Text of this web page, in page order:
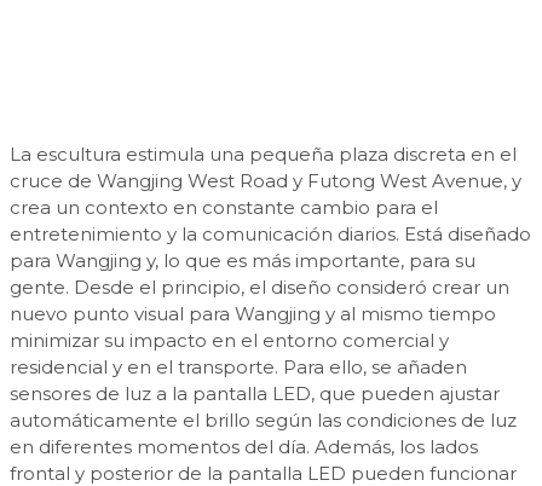
La escultura estimula una pequeña plaza discreta en el
cruce de Wangjing West Road y Futong West Avenue, y
crea un contexto en constante cambio para el
entretenimiento y la comunicación diarios. Está diseñado
para Wangjing y, lo que es más importante, para su
gente. Desde el principio, el diseño consideró crear un
nuevo punto visual para Wangjing y al mismo tiempo
minimizar su impacto en el entorno comercial y
residencial y en el transporte. Para ello, se añaden
sensores de luz a la pantalla LED, que pueden ajustar
automáticamente el brillo según las condiciones de luz
en diferentes momentos del día. Además, los lados
frontal y posterior de la pantalla LED pueden funcionar